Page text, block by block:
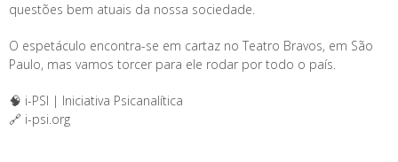
questões bem atuais da nossa sociedade.
O espetáculo encontra-se em cartaz no Teatro Bravos, em São
Paulo, mas vamos torcer para ele rodar por todo o país.
🧠 i-PSI | Iniciativa Psicanalítica
🔗 i-psi.org